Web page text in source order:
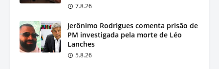
7.8.26
Jerônimo Rodrigues comenta prisão de
PM investigada pela morte de Léo
Lanches
5.8.26